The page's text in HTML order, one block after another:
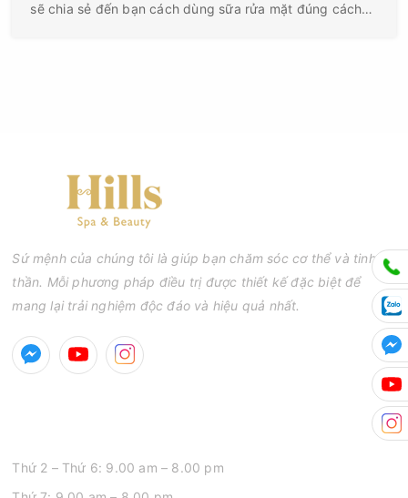
sẽ chia sẻ đến bạn cách dùng sữa rửa mặt đúng cách
Sứ mệnh của chúng tôi là giúp bạn chăm sóc cơ thể và tinh
thần. Mỗi phương pháp điều trị được thiết kế đặc biệt để
mang lại trải nghiệm độc đáo và hiệu quả nhất.
Thứ 2 – Thứ 6: 9.00 am – 8.00 pm